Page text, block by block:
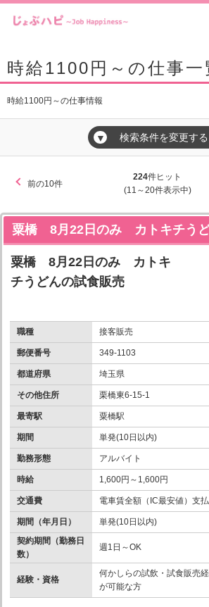
時給1100円～の仕事一
時給1100円～の仕事情報
▼ 検索条件を変更する
前の10件
224件ヒット
(11～20件表示中)
粟橋 8月22日のみ カトキチう
粟橋 8月22日のみ カトキ
チうどんの試食販売
職種 接客販売
郵便番号 349-1103
都道府県 埼玉県
その他住所 栗橋東6-15-1
最寄駅 粟橋駅
期間 単発(10日以内)
勤務形態 アルバイト
時給 1,600円～1,600円
交通費 電車賃全額（IC最安値）支
期間（年月日）
単発(10日以内)
契約期間（勤務日
数）
週1日～OK
経験・資格
何かしらの試飲・試食販売
が可能な方